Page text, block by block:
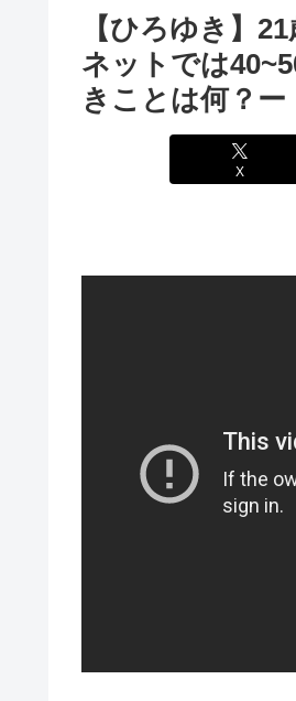
【ひろゆき】
ネットでは
きことは何？
X